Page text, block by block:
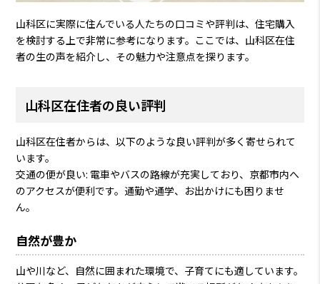
山科区に実際に住んでいる人たちの口コミや評判は、住宅購入
を検討する上で非常に参考になります。ここでは、山科区在住
者の生の声を紹介し、その魅力や注意点を探ります。
山科区在住者の良い評判
山科区在住者からは、以下のような良い評判が多く寄せられて
います。
交通の便が良い: 電車やバスの路線が充実しており、京都市内へ
のアクセスが便利です。通勤や通学、お出かけにも困りませ
ん。
自然が豊か
山や川など、自然に囲まれた環境で、子育てにも適しています。